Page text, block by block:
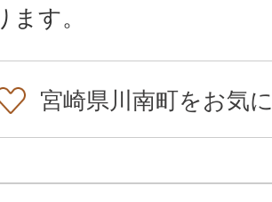
ます。
宮崎県川南町をお気